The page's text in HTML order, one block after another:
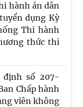
hành án dân
dụng Kỳ
Thi hành
thức thi
định số 207-
Chấp hành
viên không